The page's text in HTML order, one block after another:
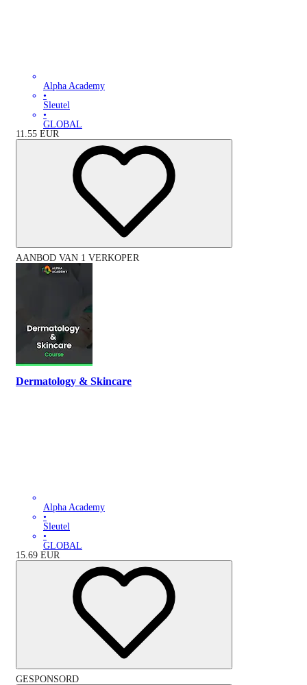
Alpha Academy
•
Sleutel
•
GLOBAL
11.55 EUR
AANBOD VAN 1 VERKOPER
Dermatology & Skincare
Alpha Academy
•
Sleutel
•
GLOBAL
15.69 EUR
GESPONSORD